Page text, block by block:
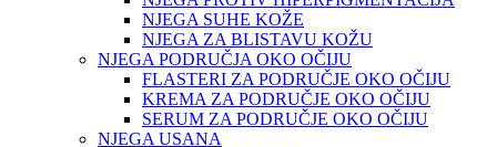
NJEGA SUHE KOŽE
NJEGA ZA BLISTAVU KOŽU
NJEGA PODRUČJA OKO OČIJU
FLASTERI ZA PODRUČJE OKO OČIJU
KREMA ZA PODRUČJE OKO OČIJU
SERUM ZA PODRUČJE OKO OČIJU
NJEGA USANA